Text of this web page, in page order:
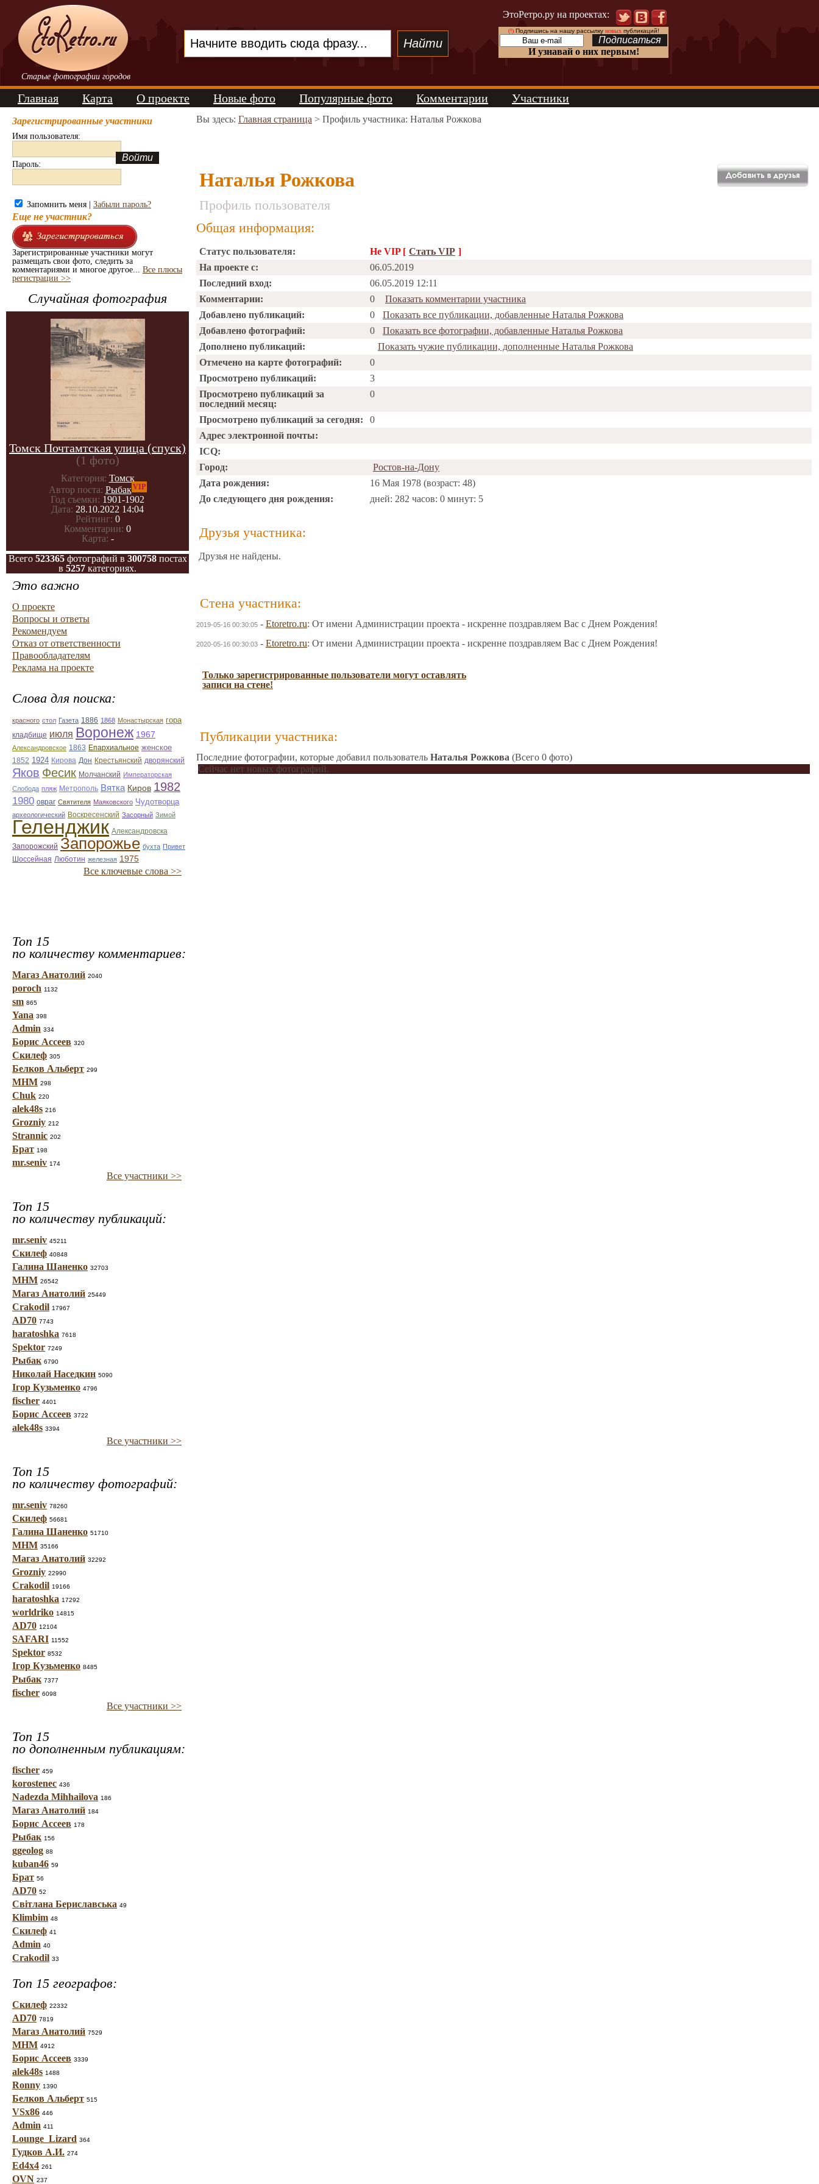
Старые фотографии городов
ЭтоРетро.ру на проектах:
(!)Подпишись на нашу рассылку новыхпубликаций!
И узнавай о них первым!
Главная Карта О проекте Новые фото Популярные фото Комментарии Участники
Зарегистрированные участники
Имя пользователя:
Пароль:
Запомнить меня | Забыли пароль?
Еще не участник?
Зарегистрированные участники могут
размещать свои фото, следить за
комментариями и многое другое... Все плюсы
регистрации >>
Случайная фотография
Томск Почтамтская улица (спуск)
(1 фото)
Категория: Томск
Автор поста: РыбакVIP
Год съемки: 1901-1902
Дата: 28.10.2022 14:04
Рейтинг: 0
Комментарии: 0
Карта: -
Всего 523365фотографий в 300758постах
в 5257 категориях.
Это важно
О проекте
Вопросы и ответы
Рекомендуем
Отказ от ответственности
Правообладателям
Реклама на проекте
Слова для поиска:
красного стол Газета 1886 1868 Монастырская гора
кладбище июля Воронеж 1967
Александровское 1863 Епархиальное женское
1852 1924 Кирова Дон Крестьянский дворянский
Яков Фесик Молчанский Императорская
Слобода пляж Метрополь Вятка Киров 1982
1980 овраг Святителя Маяковского Чудотворца
археологический Воскресенский Засорный Зимой
Геленджик Александровска
Запорожский Запорожье бухта Привет
Шоссейная Люботин железная 1975
Все ключевые слова >>
Топ 15
по количеству комментариев:
Магаз Анатолий 2040
poroch 1132
sm 865
Yana 398
Admin 334
Борис Ассеев 320
Скилеф 305
Белков Альберт 299
МНМ 298
Chuk 220
alek48s 216
Grozniy 212
Strannic 202
Брат 198
mr.seniv 174
Все участники >>
Топ 15
по количеству публикаций:
mr.seniv 45211
Скилеф 40848
Галина Шаненко 32703
МНМ 26542
Магаз Анатолий 25449
Crakodil 17967
AD70 7743
haratoshka 7618
Spektor 7249
Рыбак 6790
Николай Наседкин 5090
Ігор Кузьменко 4796
fischer 4401
Борис Ассеев 3722
alek48s 3394
Все участники >>
Топ 15
по количеству фотографий:
mr.seniv 78260
Скилеф 56681
Галина Шаненко 51710
МНМ 35166
Магаз Анатолий 32292
Grozniy 22990
Crakodil 19166
haratoshka 17292
worldriko 14815
AD70 12104
SAFARI 11552
Spektor 8532
Ігор Кузьменко 8485
Рыбак 7377
fischer 6098
Все участники >>
Топ 15
по дополненным публикациям:
fischer 459
korostenec 436
Nadezda Mihhailova 186
Магаз Анатолий 184
Борис Ассеев 178
Рыбак 156
ggeolog 88
kuban46 59
Брат 56
AD70 52
Світлана Бериславська 49
Klimbim 48
Скилеф 41
Admin 40
Crakodil 33
Топ 15 географов:
Скилеф 22332
AD70 7819
Магаз Анатолий 7529
МНМ 4912
Борис Ассеев 3339
alek48s 1488
Ronny 1390
Белков Альберт 515
VSx86 446
Admin 411
Lounge_Lizard 364
Гудков А.И. 274
Ed4x4 261
OVN 237
Вы здесь: Главная страница > Профиль участника: Наталья Рожкова
Наталья Рожкова
Профиль пользователя
Общая информация:
Статус пользователя: Не VIP [ Стать VIP ]
На проекте с:
06.05.2019
Последний вход:
06.05.2019 12:11
Комментарии:
0
Показать комментарии участника
Добавлено публикаций:
0
Показать все публикации, добавленные Наталья Рожкова
Добавлено фотографий:
0
Показать все фотографии, добавленные Наталья Рожкова
Дополнено публикаций:
Показать чужие публикации, дополненные Наталья Рожкова
Отмечено на карте фотографий:
0
Просмотрено публикаций:
3
Просмотрено публикаций за
последний месяц:
0
Просмотрено публикаций за сегодня:
0
Адрес электронной почты:
ICQ:
Город:
Ростов-на-Дону
Дата рождения:
16 Мая 1978 (возраст: 48)
До следующего дня рождения:
дней: 282 часов: 0 минут: 5
Друзья участника:
Друзья не найдены.
Стена участника:
2019-05-16 00:30:05 - Etoretro.ru: От имени Администрации проекта - искренне поздравляем Вас с Днем Рождения!
2020-05-16 00:30:03 - Etoretro.ru: От имени Администрации проекта - искренне поздравляем Вас с Днем Рождения!
Только зарегистрированные пользователи могут оставлять
записи на стене!
Публикации участника:
Последние фотографии, которые добавил пользователь Наталья Рожкова (Всего 0 фото)
Сейчас нет новых фотографий.